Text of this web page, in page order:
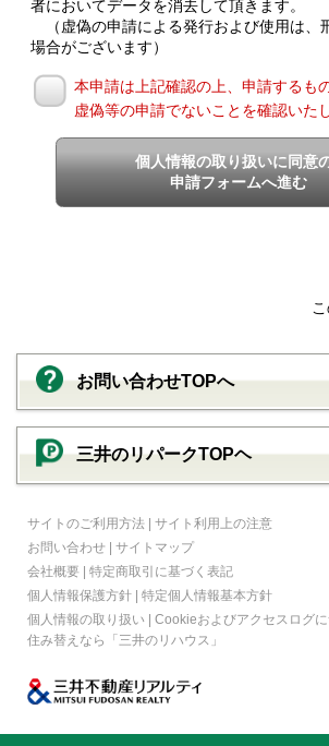
者においてデータを消去して頂きます。
（虚偽の申請による発行および使用は、
場合がございます）
本申請は上記確認の上、申請するも
虚偽等の申請でないことを確認いた
個人情報の取り扱いに同意
申請フォームへ進む
お問い合わせTOPへ
三井のリパークTOPヘ
サイトのご利用方法 | サイト利用上の注意
お問い合わせ | サイトマップ
会社概要 | 特定商取引に基づく表記
個人情報保護方針 | 特定個人情報基本方針
個人情報の取り扱い | Cookieおよびアクセスログ
住み替えなら
「三井のリハウス」